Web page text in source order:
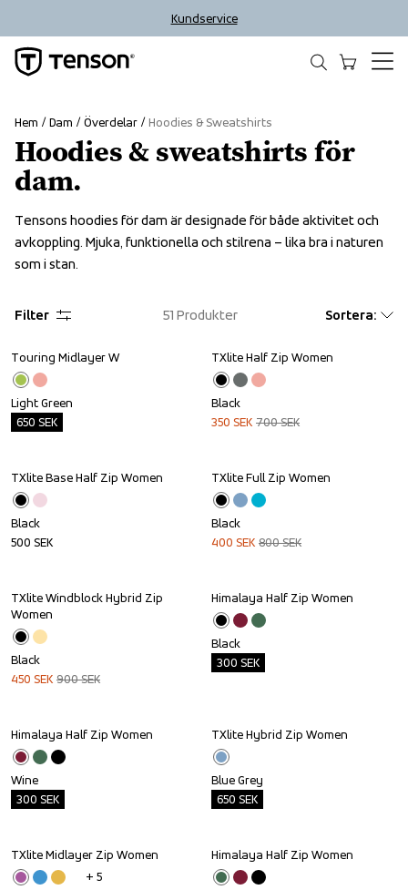
Kundservice
Hem Dam Överdelar Hoodies & Sweatshirts
Hoodies & sweatshirts för
dam.
Tensons hoodies för dam är designade för både aktivitet och
avkoppling. Mjuka, funktionella och stilrena – lika bra i naturen
som i stan.
Filter 51 Produkter Sortera:
Outlet
Touring Midlayer W
Light Green
650 SEK
Sale
TXlite Half Zip Women
Black
350 SEK 700SEK
TXlite Base Half Zip Women
Black
500 SEK
Sale
TXlite Full Zip Women
Black
400 SEK 800SEK
Sale
TXlite Windblock Hybrid Zip
Women
Black
450 SEK 900SEK
Outlet
Himalaya Half Zip Women
Black
300 SEK
Outlet
Himalaya Half Zip Women
Wine
300 SEK
Outlet
TXlite Hybrid Zip Women
Blue Grey
650 SEK
Outlet
TXlite Midlayer Zip Women
+ 5
Outlet
Himalaya Half Zip Women